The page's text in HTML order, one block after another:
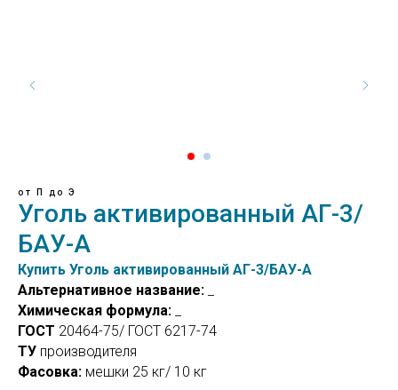
от П до Э
Уголь активированный АГ-3/
БАУ-А
Купить Уголь активированный АГ-3/БАУ-А
Альтернативное название:
Химическая формула:
ГОСТ 20464-75/ ГОСТ 6217-74
ТУ производителя
Фасовка: мешки 25 кг/ 10 кг